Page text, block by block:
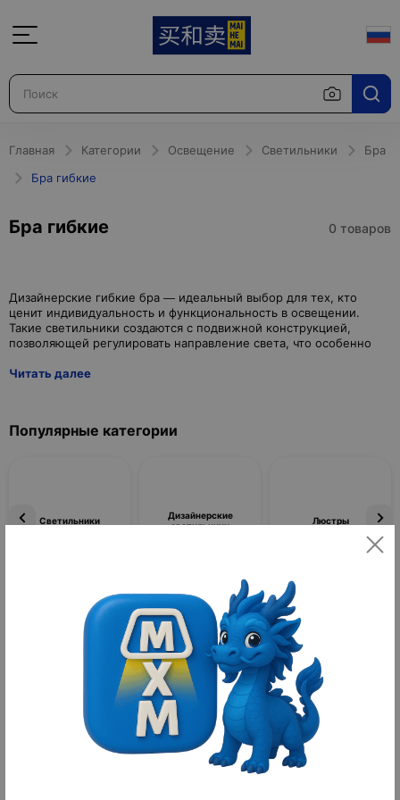
Главная Категории Освещение Светильники
Бра
Бра гибкие
Бра гибкие 0 товаров
Дизайнерские гибкие бра — идеальный выбор для тех, кто
ценит индивидуальность и функциональность в освещении.
Такие светильники создаются с подвижной конструкцией,
Читать далее
Популярные категории
Светильники
Дизайнерские
светильники
Люстры
Фильтры По популярности
Товаров не найдено
Дизайнерские Бра гибкие | Бренд: MAI HE MAI
Дизайнерские бра гибкие: функциональность и стиль в одном